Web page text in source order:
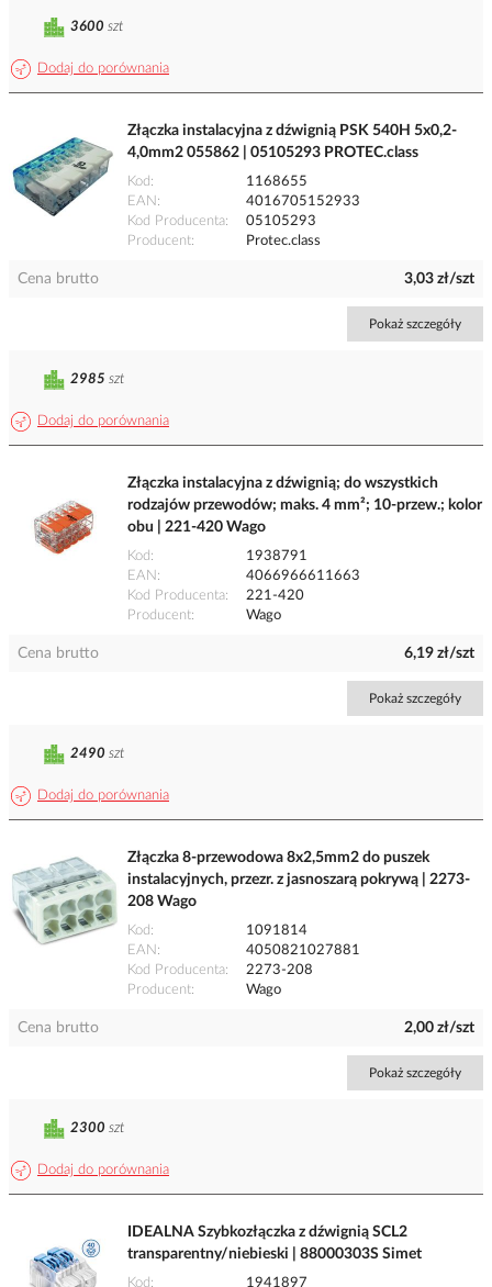
Dodaj do porównania
3600 szt
Złączka instalacyjna z dźwignią PSK 540H 5x0,2-
4,0mm2 055862 | 05105293 PROTEC.class
Kod
1168655
EAN
4016705152933
Kod Producenta
05105293
Producent
Protec.class
Cena brutto 3,03 zł/szt
Pokaż szczegóły
Dodaj do porównania
2985 szt
Złączka instalacyjna z dźwignią; do wszystkich
rodzajów przewodów; maks. 4 mm²; 10-przew.; kolor
obu | 221-420 Wago
Kod
1938791
EAN
4066966611663
Kod Producenta
221-420
Producent
Wago
Cena brutto 6,19 zł/szt
Pokaż szczegóły
Dodaj do porównania
2490 szt
Złączka 8-przewodowa 8x2,5mm2 do puszek
instalacyjnych, przezr. z jasnoszarą pokrywą | 2273-
208 Wago
Kod
1091814
EAN
4050821027881
Kod Producenta
2273-208
Producent
Wago
Cena brutto 2,00 zł/szt
Pokaż szczegóły
Dodaj do porównania
2300 szt
IDEALNA Szybkozłączka z dźwignią SCL2
transparentny/niebieski | 88000303S Simet
Kod 1941897